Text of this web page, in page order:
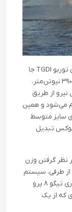
TGDI جا
خوش کرده که با قدرت ۲۵۴ اسب بخار و گشتاور ۳۹۰ نیوتن‌متر،
نیرو از طریق
می‌شود و همین
سایز متوسط
لوکس تبدیل
با در نظر گرفتن وزن
از طرفی، سیستم
تعلیق عقب از نوع مولتی‌لینک، موجب شده سواری تیگو ۸ پرو
که از یک